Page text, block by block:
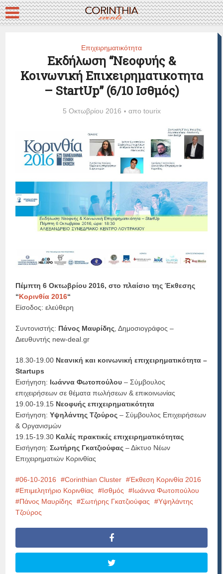
Επιχειρηματικότητα
Εκδήλωση “Νεοφυής &
Κοινωνική Επιχειρηματικοτητα
– StartUp” (6/10 Ισθμός)
5 Οκτωβρίου 2016 απο tourix
Πέμπτη 6 Οκτωβρίου 2016, στο πλαίσιο της Έκθεσης
“Κορινθία 2016“
Είσοδος: ελεύθερη
Συντονιστής: Πάνος Μαυρίδης , Δημοσιογράφος –
Διευθυντής new-deal.gr
18.30-19.00 Νεανική και κοινωνική επιχειρηματικότητα –
Startups
Εισήγηση: Ιωάννα Φωτοπούλου – Σύμβουλος
επιχειρήσεων σε θέματα πωλήσεων & επικοινωνίας
19.00-19.15 Νεοφυής επιχειρηματικότητα
Εισήγηση:Υψηλάντης Τζούρος – Σύμβουλος Επιχειρήσεων
& Οργανισμών
19.15-19.30 Καλές πρακτικές επιχειρηματικότητας
Εισήγηση:Σωτήρης Γκατζιούφας – Δίκτυο Νέων
Επιχειρηματιών Κορινθίας
06-10-2016 Corinthian Cluster
Έκθεση Κορινθία 2016
Επιμελητήριο Κορινθίας
Ισθμός
Ιωάννα Φωτοπούλου
Πάνος Μαυρίδης
Σωτήρης Γκατζιούφας
Υψηλάντης
Τζούρος